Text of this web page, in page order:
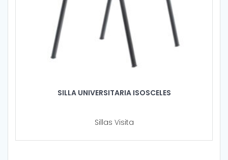
SILLA UNIVERSITARIA ISOSCELES
Sillas Visita